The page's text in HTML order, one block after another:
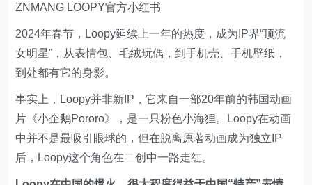
ZNMANG LOOPY官方小红书
2024年春节，Loopy延续上一年的热度，成为IP界“顶流
女明星”，从表情包、毛绒玩偶，到手机壳、手机壁纸，
到处都有它的身影。
事实上，Loopy并非新IP，它来自一部20年前的韩国动画
片《小企鹅Pororo》，是一只粉色小海狸。Loopy在动画
中并不是最吸引眼球的，但在脱离原著动画成为独立IP
后，Loopy这个角色在二创中一路走红。